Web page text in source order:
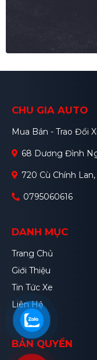
CHU GIA AUTO
Mua Bán - Trao Đổi
68 Dương Đình
720 Cù Chính
0795060616
DANH MỤC
Trang Chủ
Giới Thiệu
Tin Tức Xe
Liên Hệ
BẢN QUYỀN